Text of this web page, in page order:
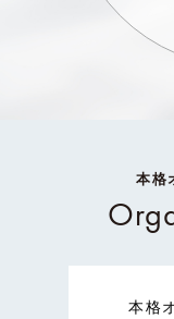
本格
本格